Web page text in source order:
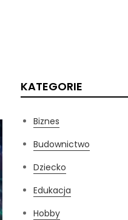
KATEGORIE
Biznes
Budownictwo
Dziecko
Edukacja
Hobby